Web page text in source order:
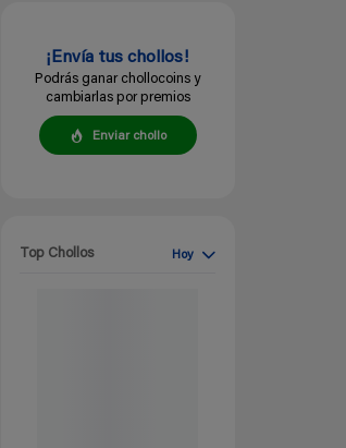
¡Envía tus chollos!
Podrás ganar chollocoins y
cambiarlas por premios
Enviar chollo
Top Chollos Hoy